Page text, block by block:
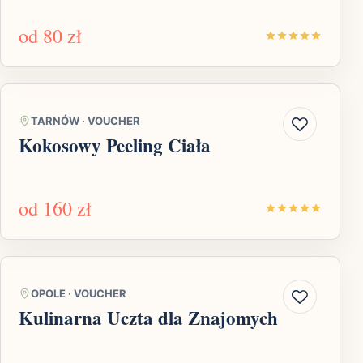
od 80 zł
TARNÓW · VOUCHER
Kokosowy Peeling Ciała
od 160 zł
OPOLE · VOUCHER
Kulinarna Uczta dla Znajomych